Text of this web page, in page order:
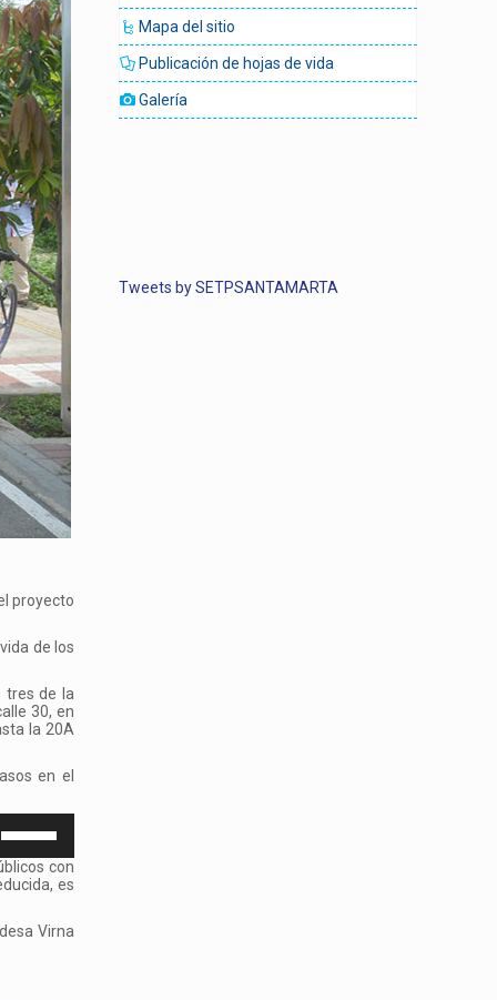
proyecto
de los
tres de la
30, en
la 20A
en el
teclas
flecha
con
es
Virna
Mapa del sitio
Publicación de hojas de vida
Galería
Tweets by SETPSANTAMARTA